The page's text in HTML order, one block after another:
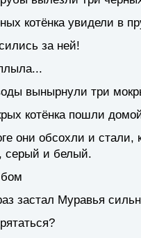
котёнка увидели в
за ней!
вынырнули три
котёнка пошли
они обсохли и стали,
серый и белый.
застал Муравья